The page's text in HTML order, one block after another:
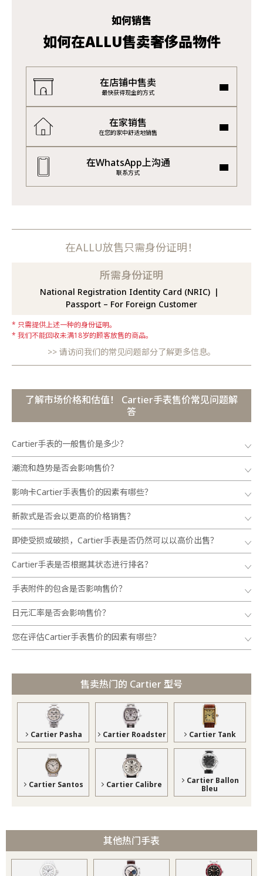
如何销售
如何在ALLU售卖奢侈品物件
在店铺中售卖
最快获得现金的方式
在家销售
在您的家中舒适地销售
在WhatsApp上沟通
联系方式
在ALLU放售只需身份证明！
所需身份证明
National Registration Identity Card (NRIC)
Passport – For Foreign Customer
只需提供上述一种的身份证明。
我们不能回收未满18岁的顾客放售的商品。
请访问我们的常见问题部分了解更多信息。
了解市场价格和估值！ Cartier手表售价常见问题解
答
Cartier手表的一般售价是多少？
潮流和趋势是否会影响售价？
影响卡Cartier手表售价的因素有哪些？
新款式是否会以更高的价格销售？
即使受损或破损，Cartier手表是否仍然可以以高价出售？
Cartier手表是否根据其状态进行排名？
手表附件的包含是否影响售价？
日元汇率是否会影响售价？
您在评估Cartier手表售价的因素有哪些？
售卖热门的 Cartier 型号
Cartier Pasha Cartier Roadster Cartier Tank
Cartier Santos Cartier Calibre
Cartier Ballon
Bleu
其他热门手表